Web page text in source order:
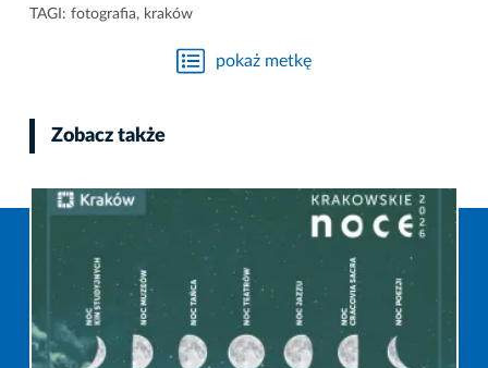
TAGI: fotografia, kraków
pokaż metkę
Zobacz także